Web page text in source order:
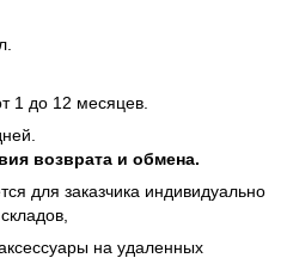
1 до 12 месяцев.
и обмена.
для заказчика индивидуально
на удаленных